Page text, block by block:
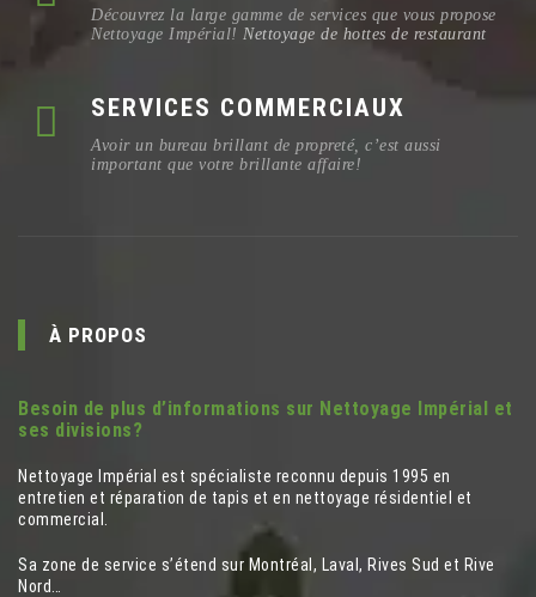
Découvrez la large gamme de services que vous propose
Nettoyage Impérial! Nettoyage de hottes de restaurant
SERVICES COMMERCIAUX
Avoir un bureau brillant de propreté, c’est aussi
important que votre brillante affaire!
À PROPOS
Besoin de plus d’informations sur Nettoyage Impérial et
ses divisions?
Nettoyage Impérial est spécialiste reconnu depuis 1995 en
entretien et réparation de tapis et en nettoyage résidentiel et
commercial.
Sa zone de service s’étend sur Montréal, Laval, Rives Sud et Rive
Nord…